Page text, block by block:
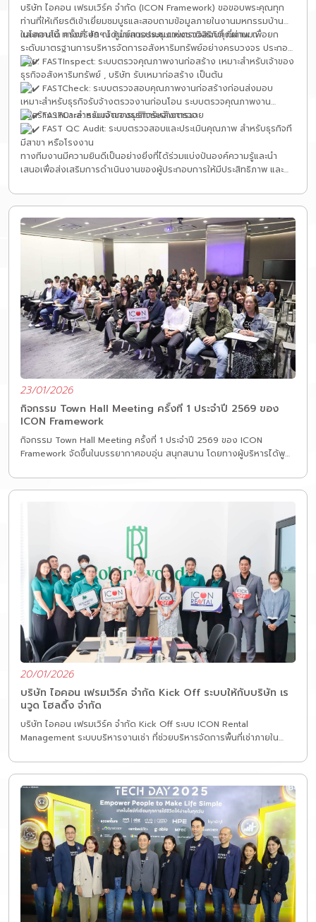
บริษัท ไอคอน เฟรมเวิร์ค จำกัด (ICON Framework) ขอขอบพระคุณทุก
ท่านที่ให้เกียรติเข้าเยี่ยมชมบูธและสอบถามข้อมูลภายในงานมหกรรมบ้าน
และคอนโด ครั้งที่ 49 ณ ศูนย์การประชุมแห่งชาติสิริกิติ์ ที่ผ่านมา
ในโอกาสนี้ ทางบริษัทฯ ได้นำเสนอระบบงานตรวจสอบคุณภาพ เพื่อยก
ระดับมาตรฐานการบริหารจัดการอสังหาริมทรัพย์อย่างครบวงจร ประกอบ
ด้วย: FASTInspect: ระบบตรวจคุณภาพงานก่อสร้าง เหมาะสำหรับเจ้าของ
ธุรกิจอสังหาริมทรัพย์ , บริษัท รับเหมาก่อสร้าง เป็นต้น
FASTCheck: ระบบตรวจสอบคุณภาพงานก่อสร้างก่อนส่งมอบ
เหมาะสำหรับธุรกิจรับจ้างตรวจงานก่อนโอน ระบบตรวจคุณภาพงาน
ก่อสร้าง เหมาะสำหรับเจ้าของธุรกิจรับจ้างตรวจ
FASTCare: ระบบจัดการบริการหลังการขาย
FAST QC Audit: ระบบตรวจสอบและประเมินคุณภาพ สำหรับธุรกิจที
มีสาขา หรือโรงงาน
ทางทีมงานมีความยินดีเป็นอย่างยิ่งที่ได้ร่วมแบ่งปันองค์ความรู้และนำ
เสนอเพื่อส่งเสริมการดำเนินงานของผู้ประกอบการให้มีประสิทธิภาพ และ
23/01/2026
กิจกรรม Town Hall Meeting ครั้งที่ 1 ประจำปี 2569 ของ
ICON Framework
กิจกรรม Town Hall Meeting ครั้งที่ 1 ประจำปี 2569 ของ ICON
Framework จัดขึ้นในบรรยากาศอบอุ่น สนุกสนาน โดยทางผู้บริหารได้พูด
ทุกคนก้าวไปในทิศทางเดียวกันอย่างมั่นคง
นอกจากนี้ เรายังมุ่งมั่นพัฒนาศักยภาพบุคลากรอย่างต่อเนื่อง ทั้งในด้าน
20/01/2026
บริษัท ไอคอน เฟรมเวิร์ค จำกัด Kick Off ระบบให้กับบริษัท เร
นวูด โฮลดิ้ง จำกัด
บริษัท ไอคอน เฟรมเวิร์ค จำกัด Kick Off ระบบ ICON Rental
Management ระบบบริหารงานเช่า ที่ช่วยบริหารจัดการพื้นที่เช่าภายใน
ให้กับ บริษัท เรนวูด โฮลดิ้ง จำกัด ทางบริษัทฯ ขอขอบคุณลูกค้าที่ไว้วางใจ
ให้ ICON Framework ได้เป็นส่วนหนึ่งของการเติบโตทางธุรกิจของลูกค้า
ต่อไปในอนาคต